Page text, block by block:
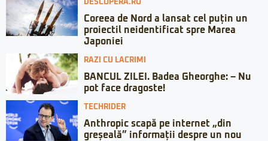
DESCOPERA.RO
Coreea de Nord a lansat cel puțin un
proiectil neidentificat spre Marea
Japoniei
RAZI CU LACRIMI
BANCUL ZILEI. Badea Gheorghe: – Nu
pot face dragoste!
TECHRIDER
Anthropic scapă pe internet „din
greșeală” informații despre un nou